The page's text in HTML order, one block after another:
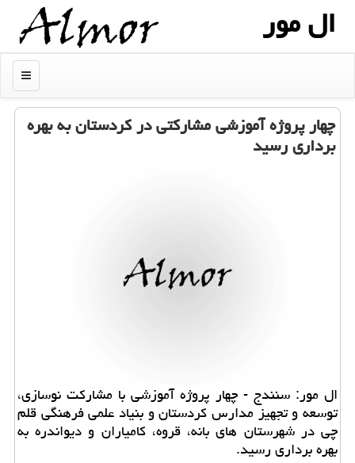
ال مور
منو
چهار پروژه آموزشی مشاركتی در كردستان به بهره
برداری رسید
ال مور: سنندج - چهار پروژه آموزشی با مشاركت نوسازی،
توسعه و تجهیز مدارس كردستان و بنیاد علمی فرهنگی قلم
چی در شهرستان های بانه، قروه، كامیاران و دیواندره به
بهره برداری رسید.